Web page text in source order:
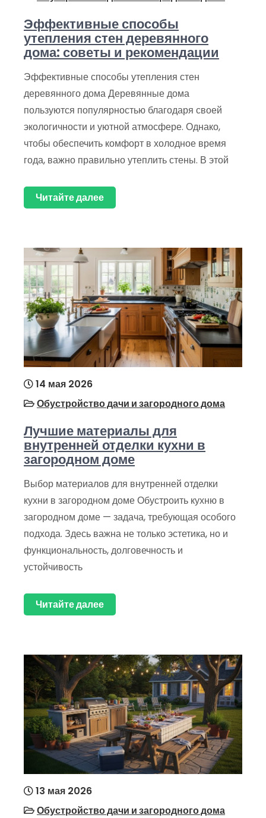
Эффективные способы
утепления стен деревянного
дома: советы и рекомендации
Эффективные способы утепления стен
деревянного дома Деревянные дома
пользуются популярностью благодаря своей
экологичности и уютной атмосфере. Однако,
чтобы обеспечить комфорт в холодное время
года, важно правильно утеплить стены. В этой
Читайте далее
14 мая 2026
Обустройство дачи и загородного дома
Лучшие материалы для
внутренней отделки кухни в
загородном доме
Выбор материалов для внутренней отделки
кухни в загородном доме Обустроить кухню в
загородном доме — задача, требующая особого
подхода. Здесь важна не только эстетика, но и
функциональность, долговечность и
устойчивость
Читайте далее
13 мая 2026
Обустройство дачи и загородного дома